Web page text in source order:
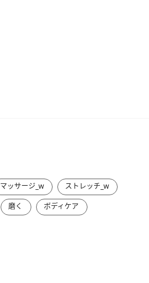
マッサージ_w
ストレッチ_w
磨く ボディケア